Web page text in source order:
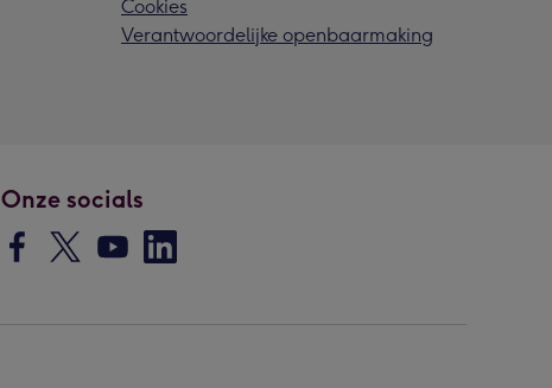
Cookies
Verantwoordelijke openbaarmaking
Onze socials